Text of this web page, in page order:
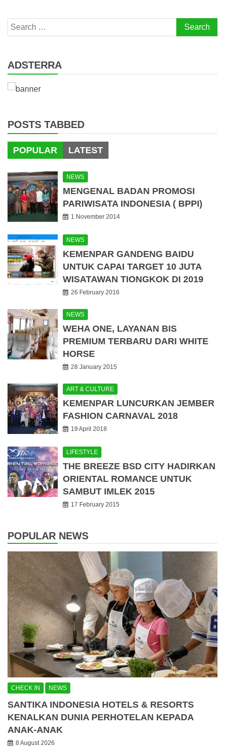
Search
for:
ADSTERRA
POSTS TABBED
POPULAR LATEST
NEWS
MENGENAL BADAN PROMOSI
PARIWISATA INDONESIA ( BPPI)
1 November 2014
NEWS
KEMENPAR GANDENG BAIDU
UNTUK CAPAI TARGET 10 JUTA
WISATAWAN TIONGKOK DI 2019
26 February 2016
NEWS
WEHA ONE, LAYANAN BIS
PREMIUM TERBARU DARI WHITE
HORSE
28 January 2015
ART & CULTURE
KEMENPAR LUNCURKAN JEMBER
FASHION CARNAVAL 2018
19 April 2018
LIFESTYLE
THE BREEZE BSD CITY HADIRKAN
ORIENTAL ROMANCE UNTUK
SAMBUT IMLEK 2015
17 February 2015
POPULAR NEWS
CHECK IN NEWS
SANTIKA INDONESIA HOTELS & RESORTS
KENALKAN DUNIA PERHOTELAN KEPADA
ANAK-ANAK
8 August 2026